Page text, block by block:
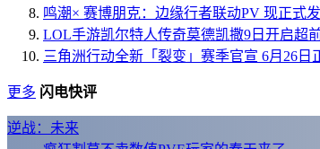
鸣潮× 赛博朋克：边缘行者联动PV 现正式
LOL手游凯尔特人传奇莫德凯撒9日开启超
三角洲行动全新「裂变」赛季官宣 6月26日
更多 闪电快评
逆战：未来